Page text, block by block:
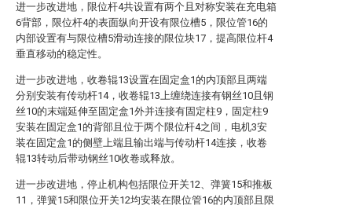
进一步改进地，限位杆4共设置有两个且对称安装在充电箱
6背部，限位杆4的表面纵向开设有限位槽5，限位管16的
内部设置有与限位槽5滑动连接的限位块17，提高限位杆4
垂直移动的稳定性。
进一步改进地，收卷辊13设置在固定盒1的内顶部且两端
分别安装有传动杆14，收卷辊13上缠绕连接有钢丝10且钢
丝10的末端延伸至固定盒1外并连接有固定柱9，固定柱9
安装在固定盒1的背部且位于两个限位杆4之间，电机3安
装在固定盒1的侧壁上端且输出端与传动杆14连接，收卷
辊13转动后带动钢丝10收卷或释放。
进一步改进地，停止机构包括限位开关12、弹簧15和推板
11，弹簧15和限位开关12均安装在限位管16的内顶部且限